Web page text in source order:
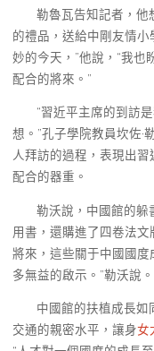
勒魯瓦告知記者，他
的禮品，送給中剛友情
妙的今天，”他說，“我
配合的將來。”
“習近平主席的到訪
想。”孔子學院教員坎佐·
人拜訪的過程，表現出
配合的器重。
勒沃說，中國館的躲
用書，還購進了四卷法
將來，這些關于中國國
多無益的啟示。”勒沃說。
中國館的扶植成長如
交通的親密水平，讓身女